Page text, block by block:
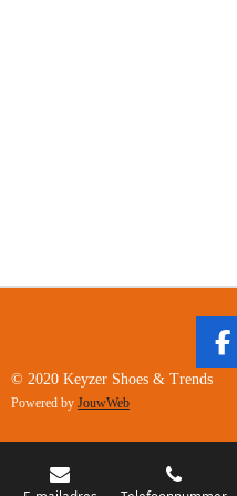
F
B
© 2020 Keyzer Shoes & Trends
Powered by JouwWeb